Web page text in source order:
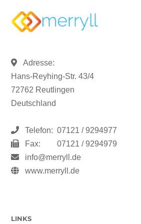
Adresse:
Hans-Reyhing-Str. 43/4
72762 Reutlingen
Deutschland
Telefon: 07121 / 9294977
Fax:
07121 / 9294979
info@merryll.de
www.merryll.de
LINKS